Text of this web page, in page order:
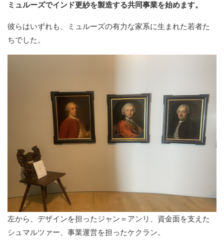
ミュルーズでインド更紗を製造する共同事業を始めます。
彼らはいずれも、ミュルーズの有力な家系に生まれた若者た
ちでした。
左から、デザインを担ったジャン＝アンリ、資金面を支えた
シュマルツァー、事業運営を担ったケクラン。